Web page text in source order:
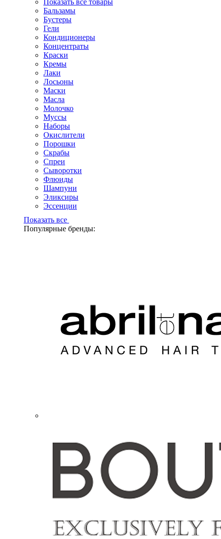
Показать все товары
Бальзамы
Бустеры
Гели
Кондиционеры
Концентраты
Краски
Кремы
Лаки
Лосьоны
Маски
Масла
Молочко
Муссы
Наборы
Окислители
Порошки
Скрабы
Спреи
Сыворотки
Флюиды
Шампуни
Эликсиры
Эссенции
Показать все
Популярные бренды: